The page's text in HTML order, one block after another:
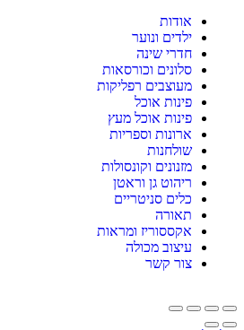
אודות
ילדים ונוער
חדרי שינה
סלונים וכורסאות
מעוצבים רפליקות
פינות אוכל
פינות אוכל מעץ
ארונות וספריות
שולחנות
מזנונים וקונסולות
ריהוט גן וראטן
כלים סניטריים
תאורה
אקססוריז ומראות
עיצוב מכולה
צור קשר